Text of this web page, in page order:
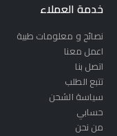
خدمة العملاء
نصائح و معلومات طبية
اعمل معنا
اتصل بنا
تتبع الطلب
سياسة الشحن
حسابي
من نحن